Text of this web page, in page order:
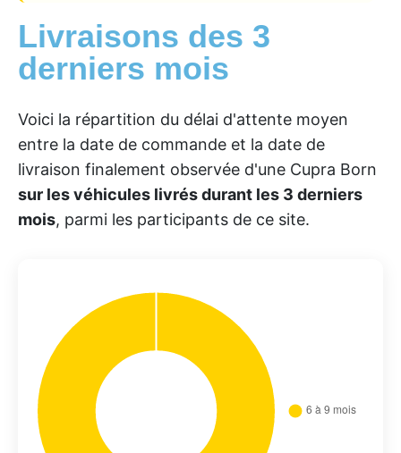
Livraisons des 3
derniers mois
Voici la répartition du délai d'attente moyen
entre la date de commande et la date de
livraison finalement observée d'une Cupra Born
sur les véhicules livrés durant les 3 derniers
mois, parmi les participants de ce site.